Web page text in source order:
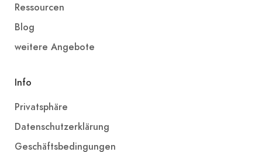
Ressourcen
Blog
weitere Angebote
Info
Privatsphäre
Datenschutzerklärung
Geschäftsbedingungen